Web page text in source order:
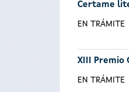
Certame
EN TRÁMITE
XIII Premio
EN TRÁMITE